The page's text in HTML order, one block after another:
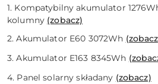
1. Kompatybilny akumulator
kolumny (zobacz)
2. Akumulator E60 3072Wh
3. Akumulator E163 8345Wh
4. Panel solarny składany (zobacz)